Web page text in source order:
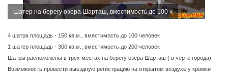
Шатер на берегу озера Шарташ, вместимость до 100 ч
4 шатра площадь - 150 кв.м., вместимость до 100 человек
1 шатер площадь - 300 кв.м., вместимость до 200 человек
Шатры расположены в трех местах на берегу озера Шарташ ( в черте города)
Возможность провести выездную регистрацию на открытом воздухе у кромки